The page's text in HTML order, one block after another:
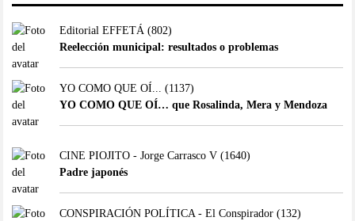
Editorial EFFETÁ(802)
Reelección municipal: resultados o problemas
YO COMO QUE OÍ... (1137)
YO COMO QUE OÍ… que Rosalinda, Mera y Mendoza
CINE PIOJITO - Jorge Carrasco V(1640)
Padre japonés
CONSPIRACIÓN POLÍTICA - El Conspirador(132)